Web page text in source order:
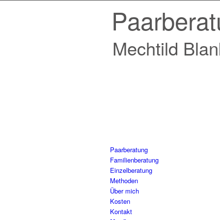
Mechtild
Mechtild
Paarberatung
Familienberatung
Einzelberatung
Methoden
Über mich
Kosten
Kontakt